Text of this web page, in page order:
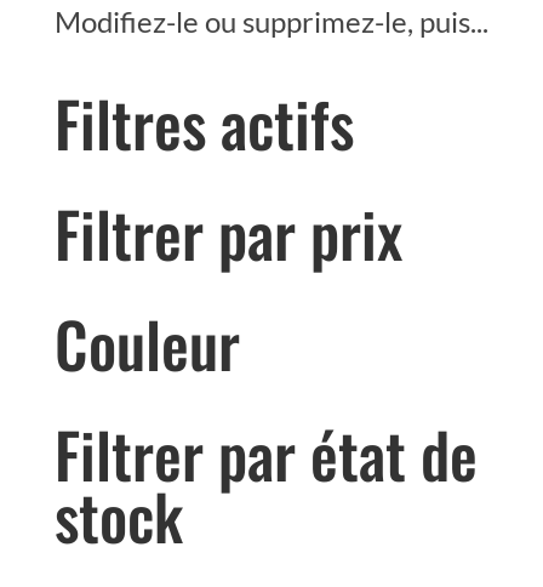
Modifiez-le ou supprimez-le, puis...
Filtres actifs
Filtrer par prix
Couleur
Filtrer par état de
stock